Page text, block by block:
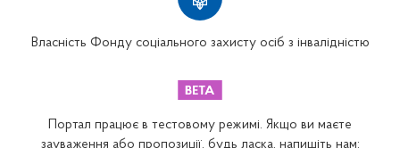
Закарпатське відділення
Власність Фонду соціального захисту осіб з інвалідністю
Портал працює в тестовому режимі. Якщо ви маєте
зауваження або пропозиції, будь ласка, напишіть нам: